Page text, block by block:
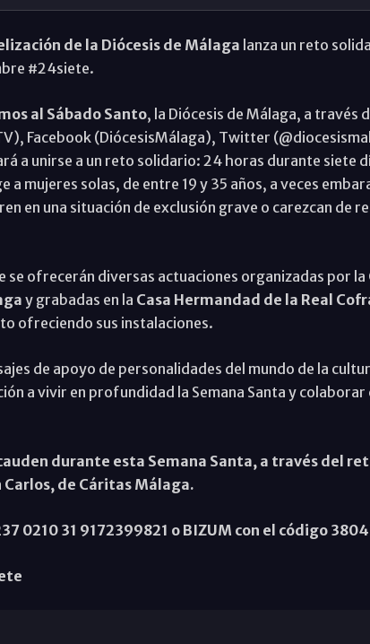
de la Diócesis de Málaga lanza un reto
#24siete.
al Sábado Santo, la Diócesis de Málaga, a través
Facebook (DiócesisMálaga), Twitter
a unirse a un reto solidario: 24 horas durante siete
a mujeres solas, de entre 19 y 35 años, a veces
en una situación de exclusión grave o carezcan de
se ofrecerán diversas actuaciones organizadas por la
y grabadas en la Casa Hermandad de la Real
ofreciendo sus instalaciones.
de apoyo de personalidades del mundo de la
a vivir en profundidad la Semana Santa y colaborar
durante esta Semana Santa, a través del
de Cáritas Málaga.
0210 31 9172399821 o BIZUM con el código